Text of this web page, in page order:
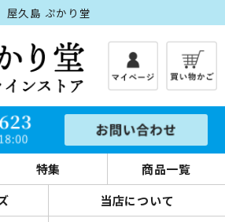
屋久島 ぷかり堂
特集
商品一覧
当店について